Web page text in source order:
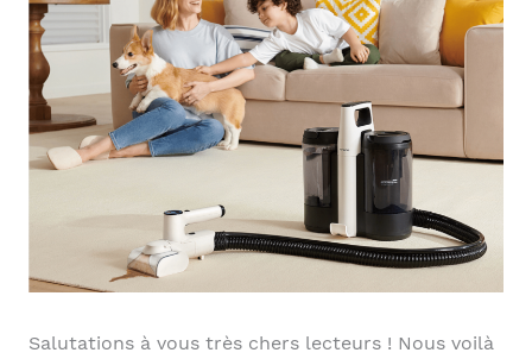
Salutations à vous très chers lecteurs ! Nous voilà